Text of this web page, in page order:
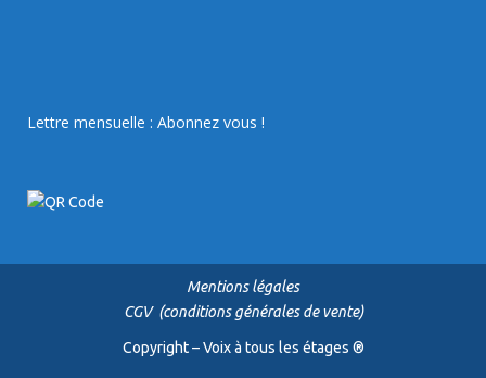
Lettre mensuelle : Abonnez vous !
Mentions légales
CGV (conditions générales de vente)
Copyright – Voix à tous les étages ®